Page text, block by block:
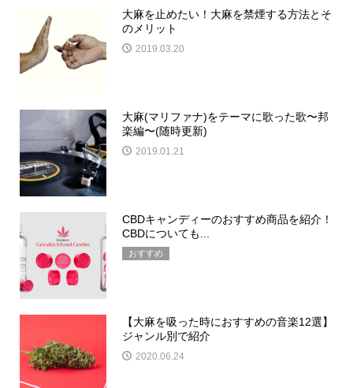
大麻を止めたい！大麻を禁煙する方法とそ
のメリット
2019.03.20
大麻(マリファナ)をテーマに歌った歌〜邦
楽編〜(随時更新)
2019.01.21
CBDキャンディーのおすすめ商品を紹介！
CBDについても...
おすすめ
【大麻を吸った時におすすめの音楽12選】
ジャンル別で紹介
2020.06.24